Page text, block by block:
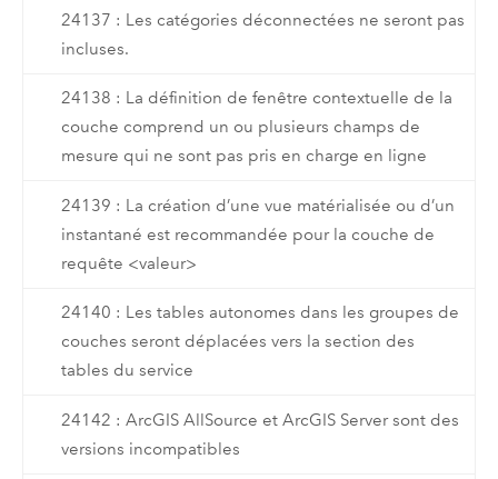
24137 : Les catégories déconnectées ne seront pas
incluses.
24138 : La définition de fenêtre contextuelle de la
couche comprend un ou plusieurs champs de
mesure qui ne sont pas pris en charge en ligne
24139 : La création d’une vue matérialisée ou d’un
instantané est recommandée pour la couche de
requête <valeur>
24140 : Les tables autonomes dans les groupes de
couches seront déplacées vers la section des
tables du service
24142 : ArcGIS AllSource et ArcGIS Server sont des
versions incompatibles